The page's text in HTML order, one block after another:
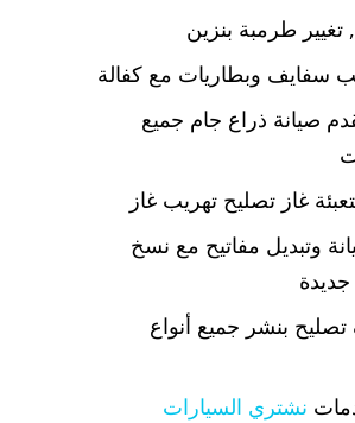
طرمبة بنزين
سفايف وبطاريات مع كفالة
صيانة ذراع جام جميع
غاز تصليح تهريب غاز
وتبديل مفاتيح مع نسخ
بنشر جميع أنواع
نشتري السيارات